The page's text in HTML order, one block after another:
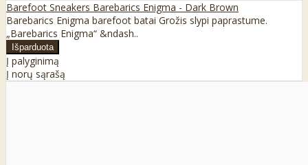
Barefoot Sneakers Barebarics Enigma - Dark Brown
Barebarics Enigma barefoot batai Grožis slypi paprastume.
„Barebarics Enigma“ &ndash..
Į palyginimą
Į norų sąrašą